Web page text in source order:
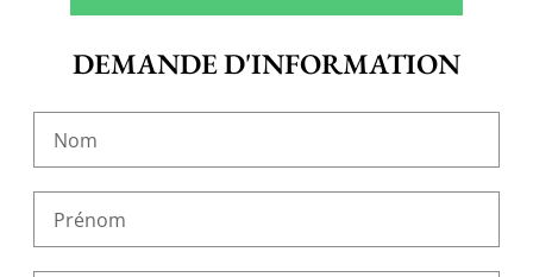
DEMANDE D'INFORMATION